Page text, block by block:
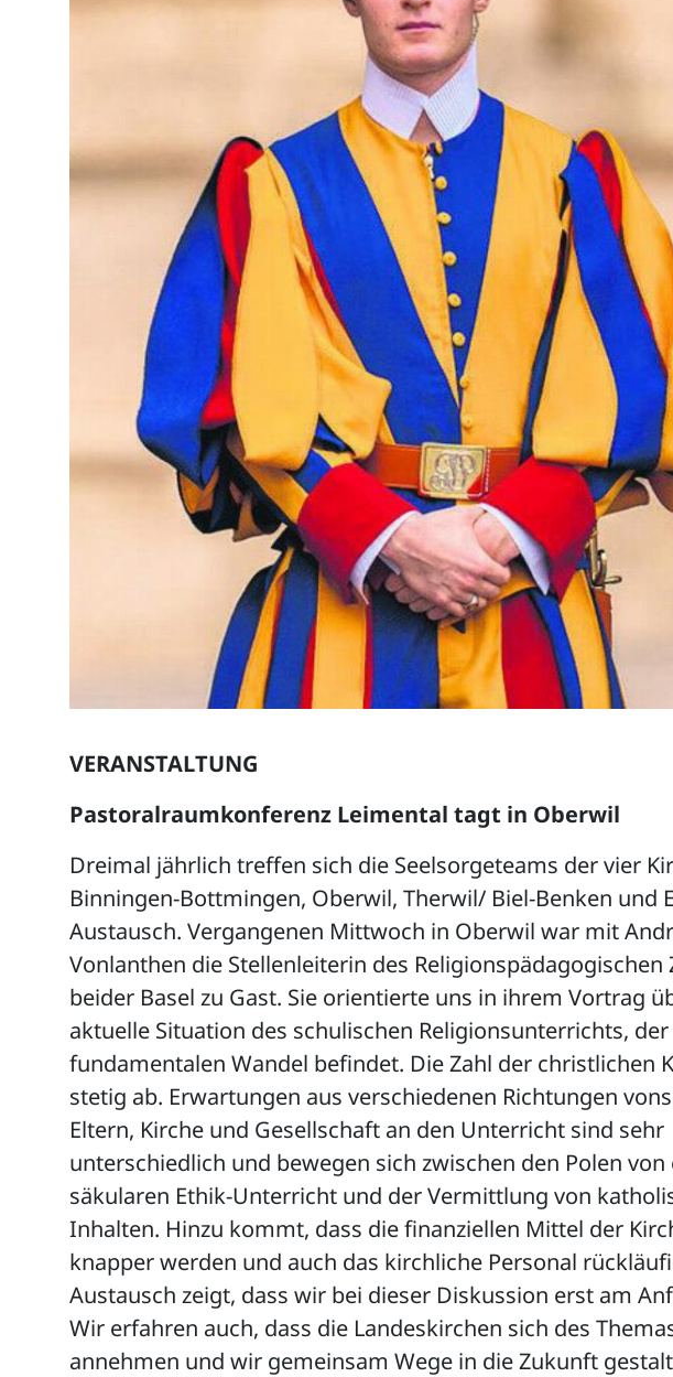
VERANSTALTUNG
Pastoralraumkonferenz Leimental tagt in Oberwil
Dreimal jährlich treffen sich die Seelsorgeteams der vier
Binningen-Bottmingen, Oberwil, Therwil/ Biel-Benken und
Austausch. Vergangenen Mittwoch in Oberwil war mit
Vonlanthen die Stellenleiterin des Religionspädagogischen
beider Basel zu Gast. Sie orientierte uns in ihrem Vortrag
aktuelle Situation des schulischen Religionsunterrichts,
fundamentalen Wandel befindet. Die Zahl der christlichen
stetig ab. Erwartungen aus verschiedenen Richtungen
Eltern, Kirche und Gesellschaft an den Unterricht sind sehr
unterschiedlich und bewegen sich zwischen den Polen von
säkularen Ethik-Unterricht und der Vermittlung von
Inhalten. Hinzu kommt, dass die finanziellen Mittel der
knapper werden und auch das kirchliche Personal
Austausch zeigt, dass wir bei dieser Diskussion erst am
Wir erfahren auch, dass die Landeskirchen sich des
annehmen und wir gemeinsam Wege in die Zukunft